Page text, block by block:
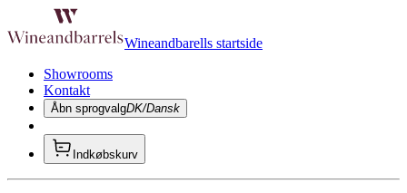
Wineandbarells startside
Showrooms
Kontakt
Åbn sprogvalgDK/Dansk
Indkøbskurv